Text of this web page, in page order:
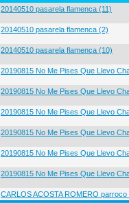
20140510 pasarela flamenca (11)
20140510 pasarela flamenca (2)
20140510 pasarela flamenca (10)
20190815 No Me Pises Que Llevo
20190815 No Me Pises Que Llevo
20190815 No Me Pises Que Llevo
20190815 No Me Pises Que Llevo
20190815 No Me Pises Que Llevo
20190815 No Me Pises Que Llevo
CARLOS ACOSTA ROMERO